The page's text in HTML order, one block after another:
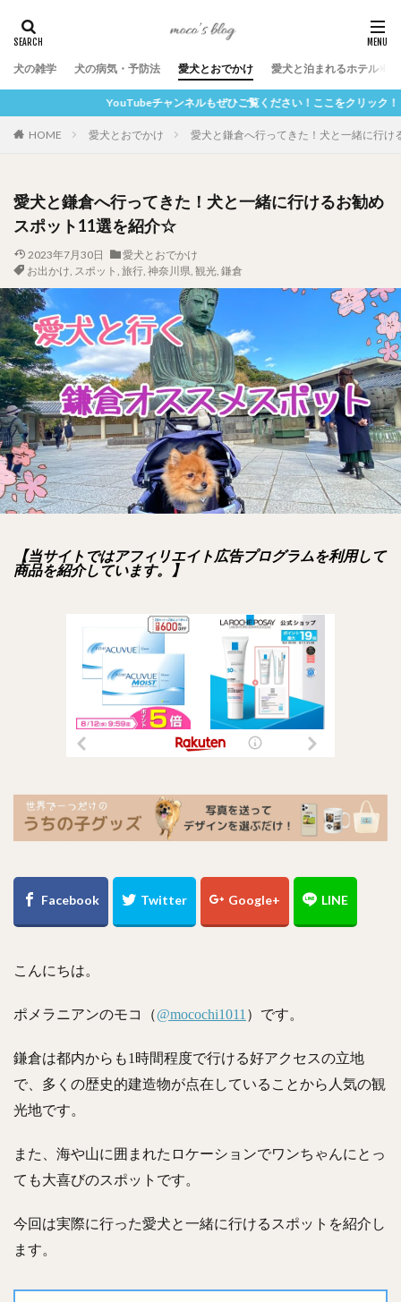
犬の雑学 犬の病気・予防法 愛犬とおでかけ 愛犬と泊まれるホテル
ネルもぜひご覧ください！ここをクリック！
HOME 愛犬とおでかけ 愛犬と鎌倉へ行ってきた！犬と一緒に行
愛犬と鎌倉へ行ってきた！犬と一緒に行けるお勧め
スポット11選を紹介☆
2023年7月30日
愛犬とおでかけ
お出かけ, スポット , 旅行, 神奈川県, 観光, 鎌倉
【当サイトではアフィリエイト広告プログラムを利用して
商品を紹介しています。】
こんにちは。
ポメラニアンのモコ（@mocochi1011 ）です。
鎌倉は都内からも1時間程度で行ける好アクセスの立地
で、 多くの歴史的建造物が点在していることから人気の観
光地です。
また、海や山に囲まれたロケーションでワンちゃんにとっ
ても大喜びのスポットです。
今回は実際に行った愛犬と一緒に行けるスポットを紹介し
ます。